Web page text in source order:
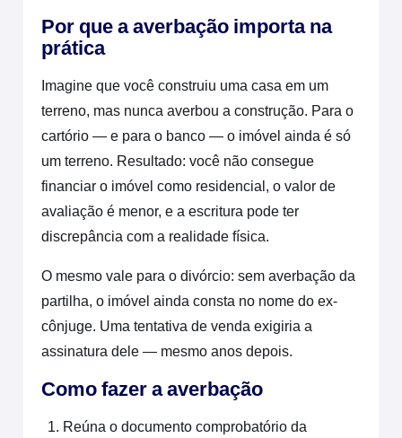
Por que a averbação importa na
prática
Imagine que você construiu uma casa em um
terreno, mas nunca averbou a construção. Para o
cartório — e para o banco — o imóvel ainda é só
um terreno. Resultado: você não consegue
financiar o imóvel como residencial, o valor de
avaliação é menor, e a escritura pode ter
discrepância com a realidade física.
O mesmo vale para o divórcio: sem averbação da
partilha, o imóvel ainda consta no nome do ex-
cônjuge. Uma tentativa de venda exigiria a
assinatura dele — mesmo anos depois.
Como fazer a averbação
Reúna o documento comprobatório da